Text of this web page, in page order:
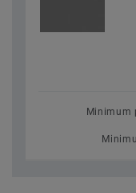
Minimum